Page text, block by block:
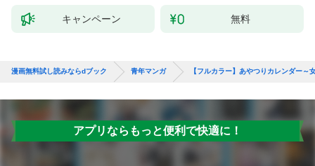
キャンペーン 無料
漫画無料試し読みならdブック 青年マンガ 【フルカラー】あやつりカレンダー
アプリならもっと便利で快適に！